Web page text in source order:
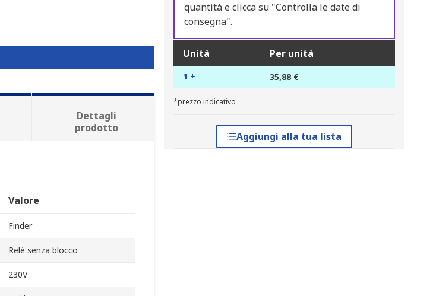
quantità e clicca su "Controlla le date di
consegna".
Unità Per unità
1 + 35,88 €
*prezzo indicativo
Aggiungi alla tua lista
Dettagli
prodotto
Valore
Finder
Relè senza blocco
230V